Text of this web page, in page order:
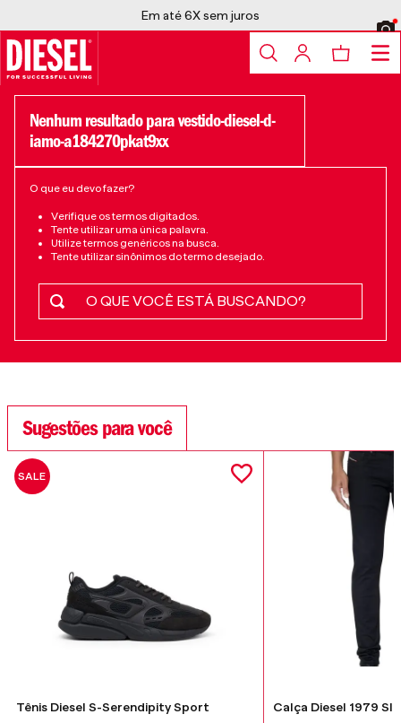
Em até 6X sem juros
vestido-diesel-d-
iamo-a184270pkat9xx
O que eu devo fazer?
Verifique os termos digitados.
Tente utilizar uma única palavra.
Utilize termos genéricos na busca.
Tente utilizar sinônimos do termo desejado.
Buscar
Sugestões para você
SALE
Tênis Diesel S-Serendipity Sport
Calça Diesel 1979